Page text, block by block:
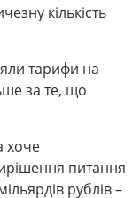
кількість
тарифи на
за те, що
хоче
питання
рублів –